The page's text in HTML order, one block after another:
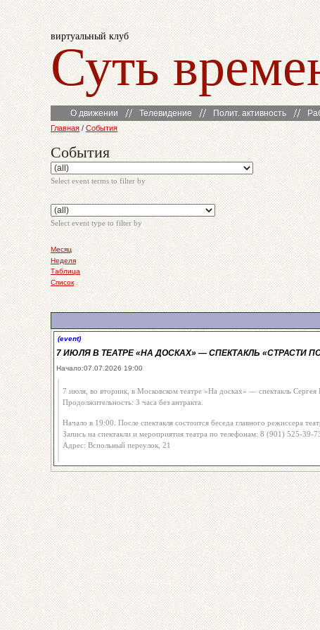
виртуальный клуб
Суть
О движении Телевидение Полит. активность
Главная / События
События
Select event terms to filter by
Select event type to filter by
Месяц
Неделя
Таблица
Список
(event)
7 ИЮЛЯ В ТЕАТРЕ «НА ДОСКАХ» — СПЕКТАКЛЬ «СТРАСТИ
Начало:07.07.2026 19:00
7 июля, во вторник, в Московском театре «На досках» — спектакль Сергея
Продолжительность: 3 часа без антракта.
Начало в 19:00. После спектакля состоится беседа главного режиссера
Запись на спектакли и мероприятия театра по телефонам: 8 (901) 525-39-
Адрес: Вспольный переулок, 21